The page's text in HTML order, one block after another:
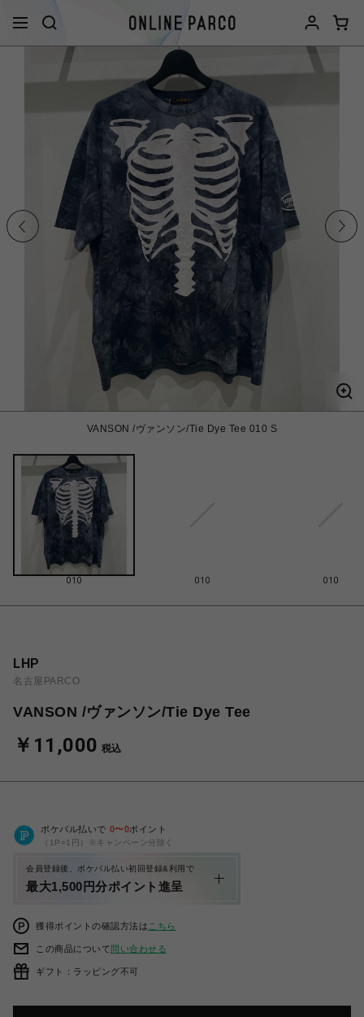
VANSON /ヴァンソン/Tie Dye Tee 010 S
010 010 010
LHP
名古屋PARCO
VANSON /ヴァンソン/Tie Dye Tee
￥11,000 税込
ポケパル払いで 0〜0ポイント
（1P=1円）※キャンペーン分除く
会員登録後、ポケパル払い初回登録&利用で
最大1,500円分ポイント進呈
獲得ポイントの確認方法は こちら
この商品について問い合わせる
ギフト：ラッピング不可